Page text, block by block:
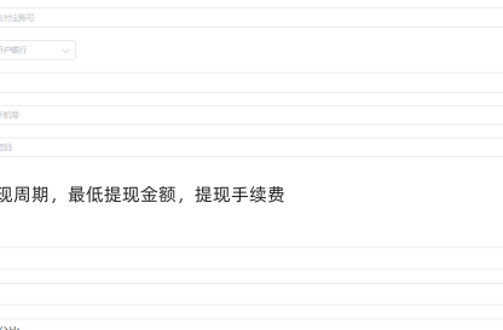
周期，最低提现金额，提现手续费